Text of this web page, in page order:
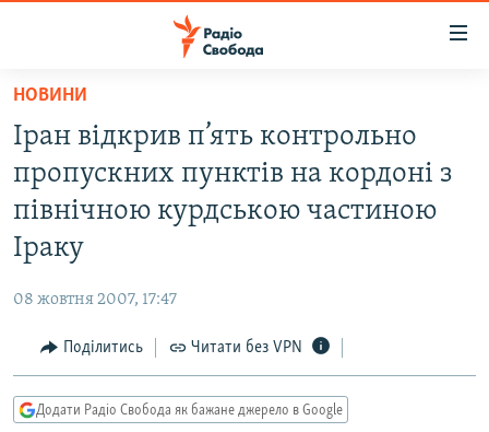
Перейти
основного
матеріалу
Перейти
до
основної
Перейти
пошуку
РАДІО СВОБОДА – 70 РОКІВ
ВСЕ ЗА ДОБУ
СТАТТІ
КУЛЬТУРА
СПОРТ
ВІЙНА
ДОНБАС.РЕАЛІЇ
КРИМ.РЕАЛІЇ
ТИ ЯК?
НОВИНИ
Іран відкрив п’ять контрольно
пропускних пунктів на кордоні з
північною курдською частиною
Іраку
08 жовтня 2007, 17:47
Поділитись Читати без VPN
Додати Радіо Свобода як бажане джерело в Google